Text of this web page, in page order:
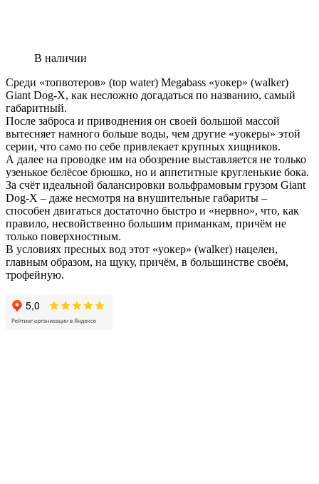
В наличии
Среди «топвотеров» (top water) Megabass «уокер» (walker)
Giant Dog-X, как несложно догадаться по названию, самый
габаритный.
После заброса и приводнения он своей большой массой
вытесняет намного больше воды, чем другие «уокеры» этой
серии, что само по себе привлекает крупных хищников.
А далее на проводке им на обозрение выставляется не только
узенькое белёсое брюшко, но и аппетитные кругленькие бока.
За счёт идеальной балансировки вольфрамовым грузом Giant
Dog-X – даже несмотря на внушительные габариты –
способен двигаться достаточно быстро и «нервно», что, как
правило, несвойственно большим приманкам, причём не
только поверхностным.
В условиях пресных вод этот «уокер» (walker) нацелен,
главным образом, на щуку, причём, в большинстве своём,
трофейную.